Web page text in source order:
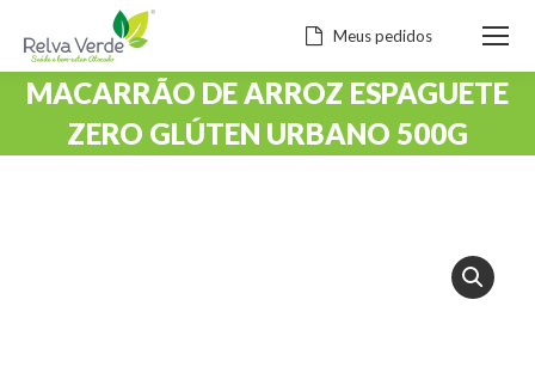
Meus pedidos
MACARRÃO DE ARROZ ESPAGUETE
ZERO GLÚTEN URBANO 500G